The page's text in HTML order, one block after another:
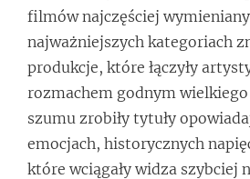
filmów najczęściej
najważniejszych kategoriach
produkcje, które łączyły
rozmachem godnym
szumu zrobiły tytuły
emocjach, historycznych
które wciągały widza szybciej